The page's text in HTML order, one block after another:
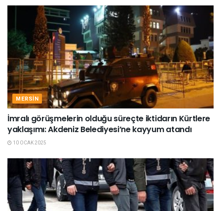
MERSIN
İmralı görüşmelerin olduğu süreçte iktidarın Kürtlere
yaklaşımı: Akdeniz Belediyesi’ne kayyum atandı
10 OCAK 2025